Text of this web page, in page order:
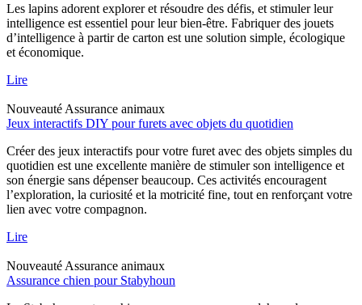
Les lapins adorent explorer et résoudre des défis, et stimuler leur
intelligence est essentiel pour leur bien-être. Fabriquer des jouets
d’intelligence à partir de carton est une solution simple, écologique
et économique.
Lire
Nouveauté Assurance animaux
Jeux interactifs DIY pour furets avec objets du quotidien
Créer des jeux interactifs pour votre furet avec des objets simples du
quotidien est une excellente manière de stimuler son intelligence et
son énergie sans dépenser beaucoup. Ces activités encouragent
l’exploration, la curiosité et la motricité fine, tout en renforçant votre
lien avec votre compagnon.
Lire
Nouveauté Assurance animaux
Assurance chien pour Stabyhoun